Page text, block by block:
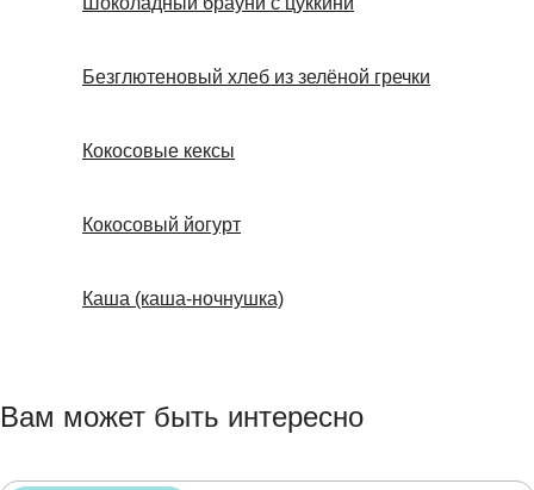
Безглютеновый хлеб из зелёной гречки
Кокосовые кексы
Кокосовый йогурт
Каша (каша-ночнушка)
Вам может быть интересно